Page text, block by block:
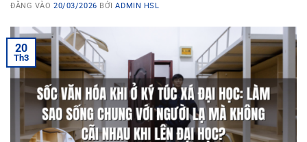
ĐĂNG VÀO20/03/2026 BỞIADMIN HSL
20
Th3